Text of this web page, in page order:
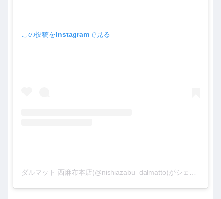
この投稿をInstagramで見る